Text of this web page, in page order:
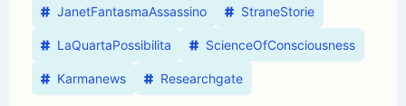
JanetFantasmaAssassino StraneStorie
LaQuartaPossibilita ScienceOfConsciousness
Karmanews Researchgate